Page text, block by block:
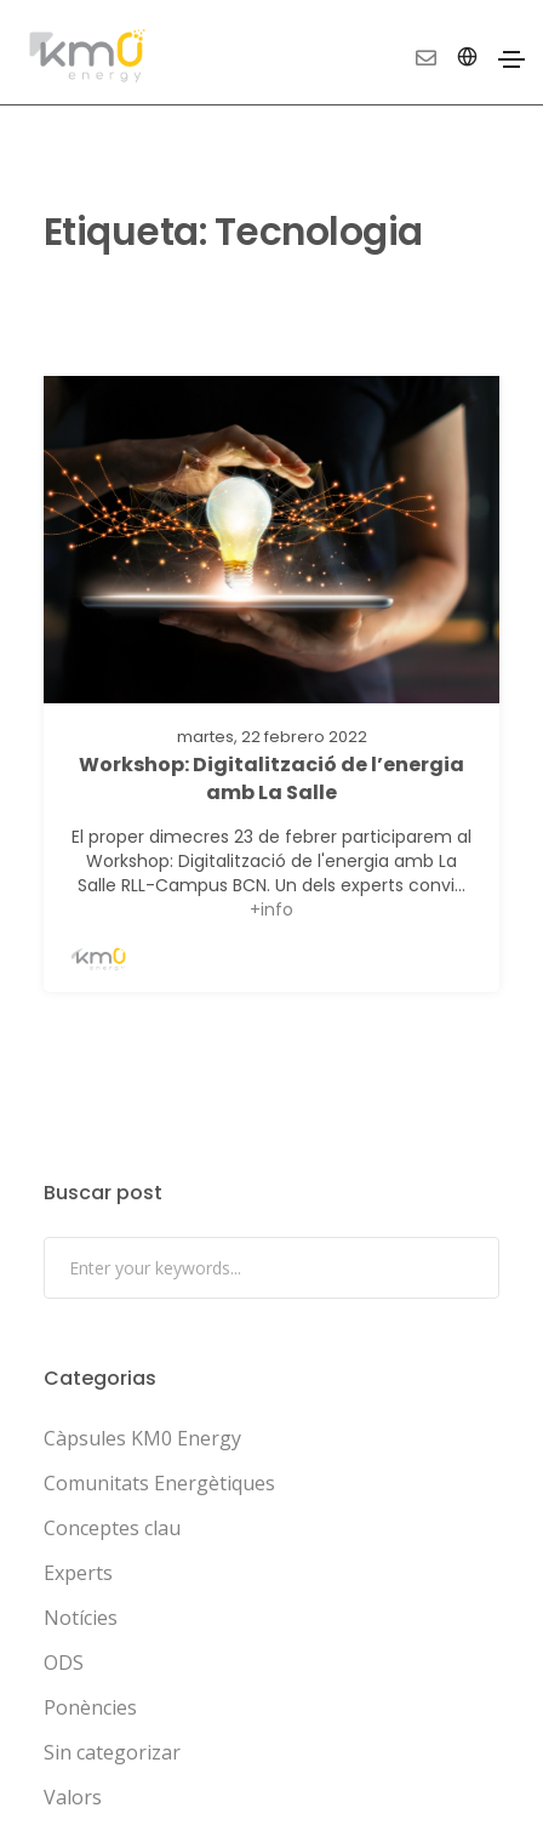
Etiqueta:Tecnologia
martes, 22 febrero 2022
Workshop: Digitalització de l’energia
amb La Salle
El proper dimecres 23 de febrer participarem al
Workshop: Digitalització de l'energia amb La
Salle RLL-Campus BCN. Un dels experts convi...
+info
Buscar post
Categorias
Càpsules KM0 Energy
Comunitats Energètiques
Conceptes clau
Experts
Notícies
ODS
Ponències
Sin categorizar
Valors